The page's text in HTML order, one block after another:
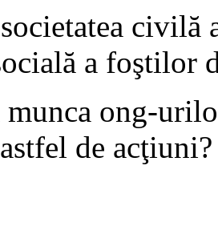
a foştilor
ong-
de acţiuni?